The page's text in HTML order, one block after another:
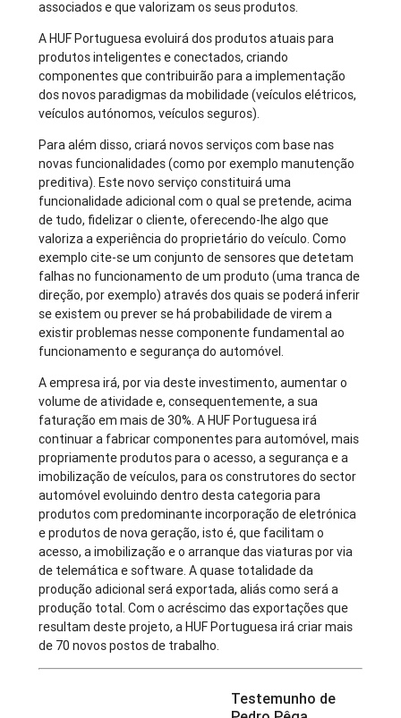
associados e que valorizam os seus produtos.
A HUF Portuguesa evoluirá dos produtos atuais para
produtos inteligentes e conectados, criando
componentes que contribuirão para a implementação
dos novos paradigmas da mobilidade (veículos elétricos,
veículos autónomos, veículos seguros).
Para além disso, criará novos serviços com base nas
novas funcionalidades (como por exemplo manutenção
preditiva). Este novo serviço constituirá uma
funcionalidade adicional com o qual se pretende, acima
de tudo, fidelizar o cliente, oferecendo-lhe algo que
valoriza a experiência do proprietário do veículo. Como
exemplo cite-se um conjunto de sensores que detetam
falhas no funcionamento de um produto (uma tranca de
direção, por exemplo) através dos quais se poderá inferir
se existem ou prever se há probabilidade de virem a
existir problemas nesse componente fundamental ao
funcionamento e segurança do automóvel.
A empresa irá, por via deste investimento, aumentar o
volume de atividade e, consequentemente, a sua
faturação em mais de 30%. A HUF Portuguesa irá
continuar a fabricar componentes para automóvel, mais
propriamente produtos para o acesso, a segurança e a
imobilização de veículos, para os construtores do sector
automóvel evoluindo dentro desta categoria para
produtos com predominante incorporação de eletrónica
e produtos de nova geração, isto é, que facilitam o
acesso, a imobilização e o arranque das viaturas por via
de telemática e software. A quase totalidade da
produção adicional será exportada, aliás como será a
produção total. Com o acréscimo das exportações que
resultam deste projeto, a HUF Portuguesa irá criar mais
de 70 novos postos de trabalho.
Testemunho de